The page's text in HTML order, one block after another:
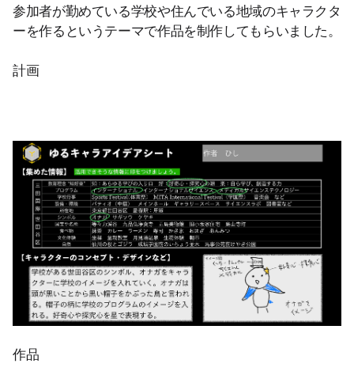
参加者が勤めている学校や住んでいる地域のキャラクタ
ーを作るというテーマで作品を制作してもらいました。
計画
作品